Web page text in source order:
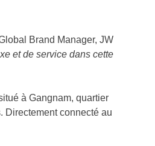
Brand Manager, JW
et de service dans cette
à Gangnam, quartier
Directement connecté au